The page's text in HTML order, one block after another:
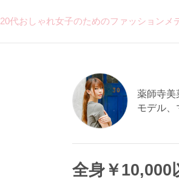
20代おしゃれ女子のためのファッション
薬師寺美
モデル、
全身￥10,000